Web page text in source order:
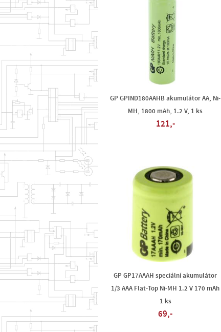
GP GPIND180AAHB akumulátor AA, Ni-
MH, 1800 mAh, 1.2 V, 1 ks
121,-
GP GP17AAAH speciální akumulátor
1/3 AAA Flat-Top Ni-MH 1.2 V 170 mAh
1 ks
69,-